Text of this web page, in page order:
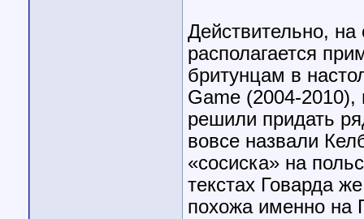
Действительно,
располагается
бритунцам в
Game (2004-
решили придать
вовсе назвали
«сосиска» на
текстах Говарда
похожа именно на